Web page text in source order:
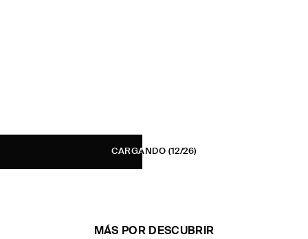
CARGANDO (12/26)
MÁS POR DESCUBRIR